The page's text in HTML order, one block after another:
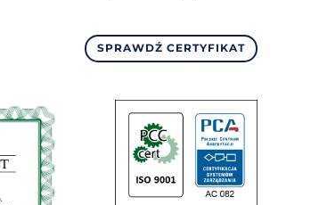
SPRAWDŹ CERTYFIKAT